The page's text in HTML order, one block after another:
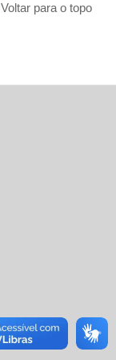
Voltar para o topo